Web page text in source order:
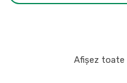
Afișez toate